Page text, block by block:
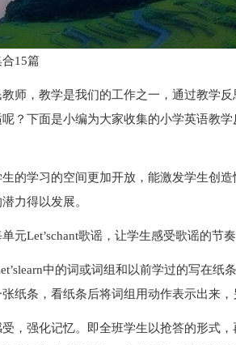
15篇
师，教学是我们的工作之一，通过教学
？下面是小编为大家收集的小学英语教学
的学习的空间更加开放，能激发学生创
力得以发展。
元Let’schant歌谣，让学生感受歌谣的节
中的词或词组和以前学过的写在纸
纸条，看纸条后将词组用动作表示出来，
，强化记忆。即全班学生以抢答的形式